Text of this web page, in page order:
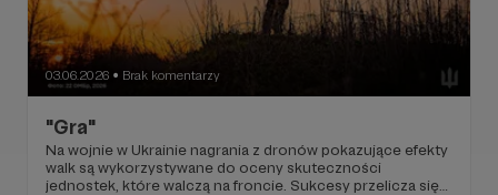
03.06.2026 ● Brak komentarzy
"Gra"
Na wojnie w Ukrainie nagrania z dronów pokazujące efekty
walk są wykorzystywane do oceny skuteczności
jednostek, które walczą na froncie. Sukcesy przelicza się